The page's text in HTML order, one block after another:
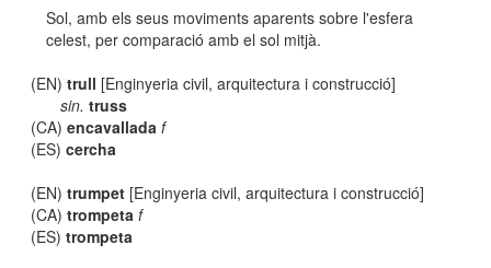
Sol, amb els seus moviments aparents sobre l'esfera
celest, per comparació amb el sol mitjà.
(EN)trull [Enginyeria civil, arquitectura i construcció]
sin. truss
(CA)encavallada f
(ES)cercha
(EN)trumpet [Enginyeria civil, arquitectura i construcció]
(CA)trompeta f
(ES)trompeta